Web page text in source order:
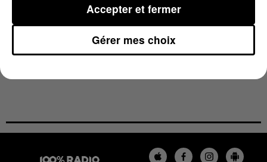
Gérer mes choix
Accepter et fermer